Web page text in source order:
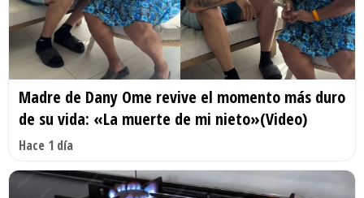
Madre de Dany Ome revive el momento más duro
de su vida: «La muerte de mi nieto»(Video)
Hace 1 día